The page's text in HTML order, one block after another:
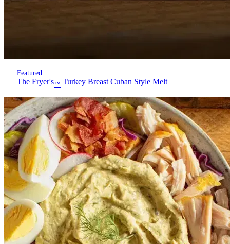
Featured
The Fryer's™ Turkey Breast Cuban Style Melt